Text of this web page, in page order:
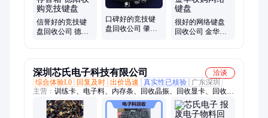
二手机械设备、收购镍氢电池
信誉好的竞技键
盘回收公司 德阳
口碑好的竞技键
盘回收公司 肇庆
很好的网络键盘
回收公司 金华回
深圳芯氏电子科技有限公司
洽谈
综合体验L0
回复及时 出价迅速 真实性已核验
广东深圳
主营： 训练卡、电子料、内存条、回收晶振、回收显卡、回收模
块、回收连接器、回收二三极管、回收内存芯片、芯片电子元器
件回收、电子芯片回收、ic芯片回收、电脑配件、手机芯片、传